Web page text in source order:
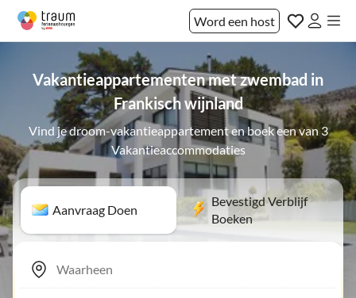
Word een host
Vakantieappartementen met zwembad in
Frankisch wijnland
Vind je droom-vakantieappartement en boek een van 3
Vakantieaccommodaties
Aanvraag Doen
Bevestigd Verblijf
Boeken